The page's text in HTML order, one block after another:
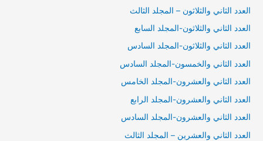
العدد الثاني والثلاثون – المجلد الثالث
العدد الثاني والثلاثون-المجلد السابع
العدد الثاني والثلاثون-المجلد السادس
العدد الثاني والخمسون-المجلد السادس
العدد الثاني والعشرون-المجلد الخامس
العدد الثاني والعشرون-المجلد الرابع
العدد الثاني والعشرون-المجلد السادس
العدد الثاني والعشرين – المجلد الثالث